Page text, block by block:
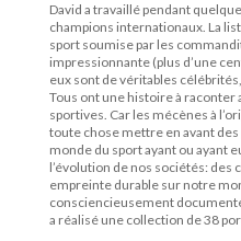
David a travaillé pendant
champions internationaux. La
sport soumise par les
impressionnante (plus d’une
eux sont de véritables
Tous ont une histoire à
sportives. Car les mécènes à
toute chose mettre en avant
monde du sport ayant ou ayant
l’évolution de nos sociétés: des
empreinte durable sur notre
consciencieusement
a réalisé une collection de 38